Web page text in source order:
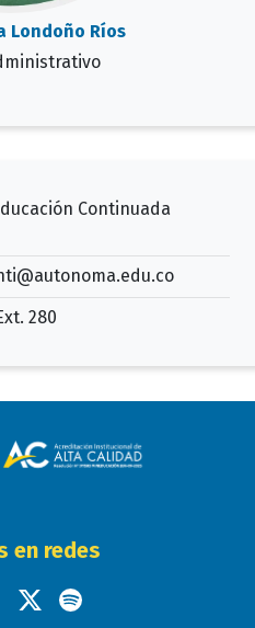
Londoño Ríos
Continuada
280
en redes